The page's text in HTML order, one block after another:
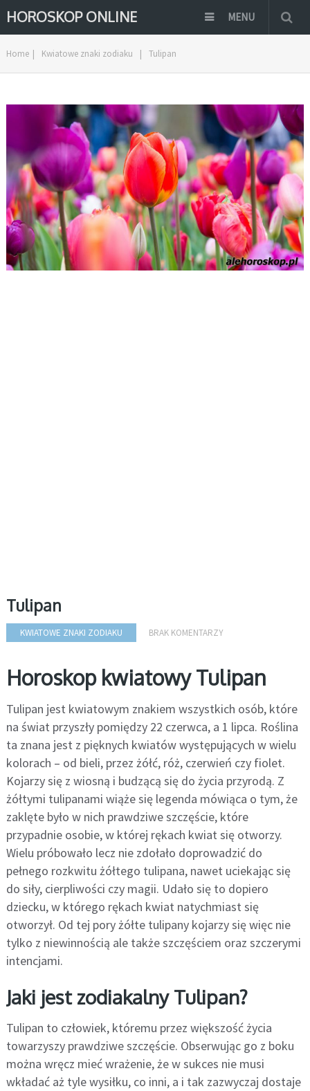
HOROSKOP ONLINE MENU
Home | Kwiatowe znaki zodiaku | Tulipan
Tulipan
KWIATOWE ZNAKI ZODIAKU BRAK KOMENTARZY
Horoskop kwiatowy Tulipan
Tulipan jest kwiatowym znakiem wszystkich osób, które
na świat przyszły pomiędzy 22 czerwca, a 1 lipca. Roślina
ta znana jest z pięknych kwiatów występujących w wielu
kolorach – od bieli, przez żółć, róż, czerwień czy fiolet.
Kojarzy się z wiosną i budzącą się do życia przyrodą. Z
żółtymi tulipanami wiąże się legenda mówiąca o tym, że
zaklęte było w nich prawdziwe szczęście, które
przypadnie osobie, w której rękach kwiat się otworzy.
Wielu próbowało lecz nie zdołało doprowadzić do
pełnego rozkwitu żółtego tulipana, nawet uciekając się
do siły, cierpliwości czy magii. Udało się to dopiero
dziecku, w którego rękach kwiat natychmiast się
otworzył. Od tej pory żółte tulipany kojarzy się więc nie
tylko z niewinnością ale także szczęściem oraz szczerymi
intencjami.
Jaki jest zodiakalny Tulipan?
Tulipan to człowiek, któremu przez większość życia
towarzyszy prawdziwe szczęście. Obserwując go z boku
można wręcz mieć wrażenie, że w sukces nie musi
wkładać aż tyle wysiłku, co inni, a i tak zazwyczaj dostaje